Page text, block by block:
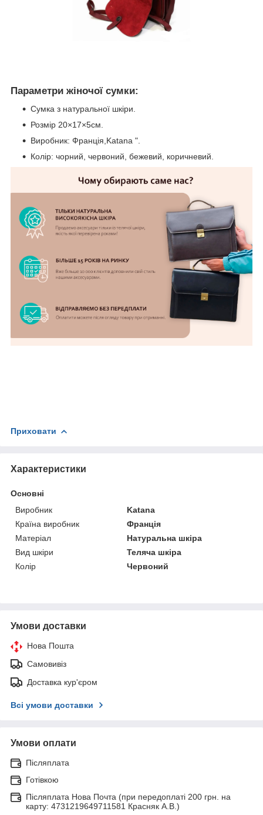
Параметри жіночої сумки:
Сумка з натуральної шкіри.
Розмір 20×17×5см.
Виробник: Франція,Katana ".
Колір: чорний, червоний, бежевий, коричневий.
Приховати
Характеристики
Основні
Виробник
Katana
Країна виробник
Франція
Матеріал
Натуральна шкіра
Вид шкіри
Теляча шкіра
Колір
Червоний
Умови доставки
Нова Пошта
Самовивіз
Доставка кур'єром
Всі умови доставки
Умови оплати
Післяплата
Готівкою
Післяплата Нова Почта (при передоплаті 200 грн. на
карту: 4731219649711581 Красняк А.В.)